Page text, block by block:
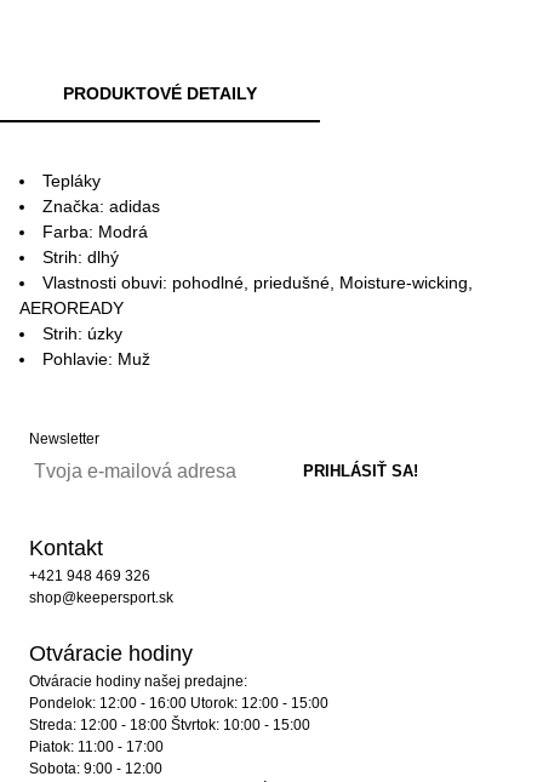
PRODUKTOVÉ DETAILY
Tepláky
Značka: adidas
Farba: Modrá
Strih: dlhý
Vlastnosti obuvi: pohodlné, priedušné, Moisture-wicking,
AEROREADY
Strih: úzky
Pohlavie: Muž
Newsletter
Kontakt
+421 948 469 326
shop@keepersport.sk
Otváracie hodiny
Otváracie hodiny našej predajne:
Pondelok: 12:00 - 16:00 Utorok: 12:00 - 15:00
Streda: 12:00 - 18:00 Štvrtok: 10:00 - 15:00
Piatok: 11:00 - 17:00
Sobota: 9:00 - 12:00